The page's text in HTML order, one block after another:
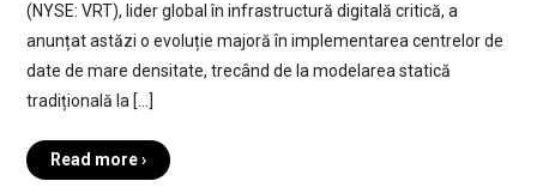
(NYSE: VRT), lider global în infrastructură digitală critică, a
anunțat astăzi o evoluție majoră în implementarea centrelor de
date de mare densitate, trecând de la modelarea statică
tradițională la […]
Read more ›